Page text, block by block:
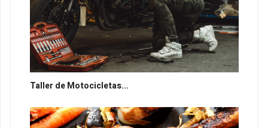
Taller de Motocicletas...